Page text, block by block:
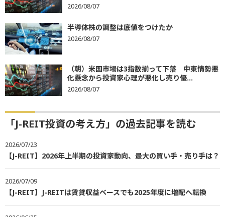
2026/08/07
半導体株の調整は底値をつけたか
2026/08/07
（朝）米国市場は3指数揃って下落 中東情勢悪
化懸念から投資家心理が悪化し売り優...
2026/08/07
「J-REIT投資の考え方」の過去記事を読む
2026/07/23
【J-REIT】2026年上半期の投資家動向、最大の買い手・売り手は？
2026/07/09
【J-REIT】J-REITは賃貸収益ベースでも2025年度に増配へ転換